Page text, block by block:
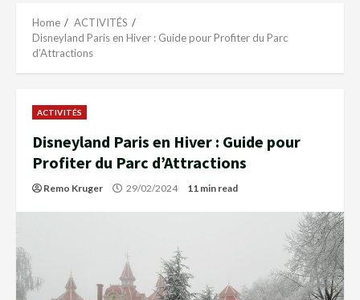
Home
ACTIVITÉS
Disneyland Paris en Hiver : Guide pour Profiter du Parc
d’Attractions
ACTIVITÉS
Disneyland Paris en Hiver : Guide pour
Profiter du Parc d’Attractions
Remo Kruger 29/02/2024 11 min read